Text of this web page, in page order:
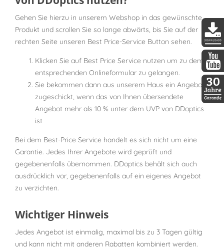
Gehen Sie hierzu in unserem Webshop in das gewünschte
Produkt und scrollen Sie so lange abwärts, bis Sie auf der
rechten Seite unseren Best Price-Service Button sehen.
Klicken Sie auf Best Price Service nutzen um zu dem
entsprechenden Onlineformular zu gelangen.
Sie bekommen dann aus unserem Haus ein Angebot
zugeschickt, wenn das von Ihnen übersendete
Angebot mehr als 10 % unter dem UVP von DDoptics
ist
Bei dem Best-Price Service handelt es sich nicht um eine
Garantie. Jedes Ihrer Angebote wird geprüft und
gegebenenfalls übernommen. DDoptics behält sich auch
ausdrücklich vor, gegebenenfalls auf ein eigenes Angebot
zu verzichten.
Wichtiger Hinweis
Jedes Angebot ist einmalig, maximal bis zu 3 Tagen gültig
und kann nicht mit anderen Rabatten kombiniert werden.
30